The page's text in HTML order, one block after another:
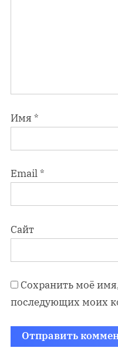
Имя *
Email*
Сайт
Сохранить моё
последующих моих